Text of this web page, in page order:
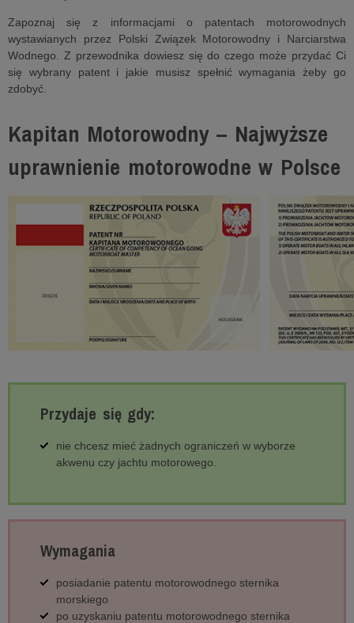
Zapoznaj się z informacjami o patentach motorowodnych
wystawianych przez Polski Związek Motorowodny i Narciarstwa
Wodnego. Z przewodnika dowiesz się do czego może przydać Ci
się wybrany patent i jakie musisz spełnić wymagania żeby go
zdobyć.
Kapitan Motorowodny – Najwyższe
uprawnienie motorowodne w Polsce
Przydaje się gdy:
nie chcesz mieć żadnych ograniczeń w wyborze
akwenu czy jachtu motorowego.
Wymagania
posiadanie patentu motorowodnego sternika
morskiego
po uzyskaniu patentu motorowodnego sternika